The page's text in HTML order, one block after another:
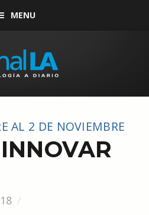
MENU
AL 2 DE NOVIEMBRE